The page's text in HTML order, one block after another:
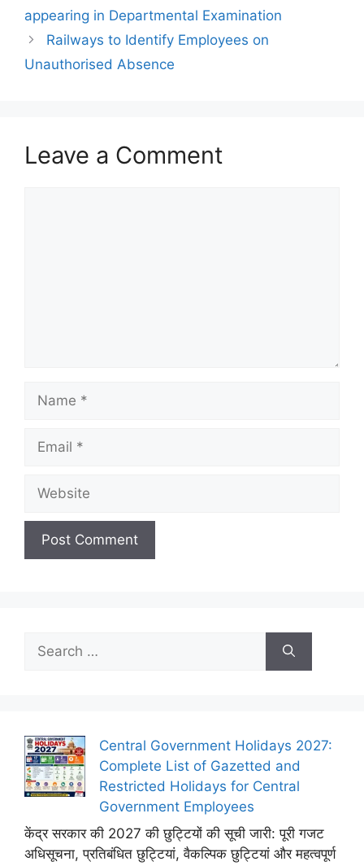
appearing in Departmental Examination
Railways to Identify Employees on
Unauthorised Absence
Leave a Comment
for:
Central Government Holidays 2027:
Complete List of Gazetted and
Restricted Holidays for Central
Government Employees
केंद्र सरकार की 2027 की छुट्टियों की सूची जारी: पूरी गजट
अधिसूचना, प्रतिबंधित छुट्टियां, वैकल्पिक छुट्टियां और महत्वपूर्ण